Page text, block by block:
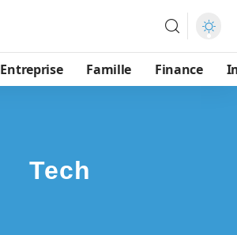
Entreprise Famille Finance
Tech